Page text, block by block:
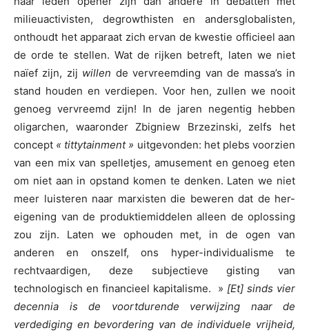
milieuactivisten, degrowthisten en andersglobalisten,
onthoudt het apparaat zich ervan de kwestie officieel aan
de orde te stellen. Wat de rijken betreft, laten we niet
naïef zijn, zij willen de vervreemding van de massa’s in
stand houden en verdiepen. Voor hen, zullen we nooit
genoeg vervreemd zijn! In de jaren negentig hebben
oligarchen, waaronder Zbigniew Brzezinski, zelfs het
concept « tittytainment » uitgevonden: het plebs voorzien
van een mix van spelletjes, amusement en genoeg eten
om niet aan in opstand komen te denken. Laten we niet
meer luisteren naar marxisten die beweren dat de her-
eigening van de produktiemiddelen alleen de oplossing
zou zijn. Laten we ophouden met, in de ogen van
anderen en onszelf, ons hyper-individualisme te
rechtvaardigen, deze subjectieve gisting van
technologisch en financieel kapitalisme. » [Et] sinds vier
decennia is de voortdurende verwijzing naar de
verdediging en bevordering van de individuele vrijheid,